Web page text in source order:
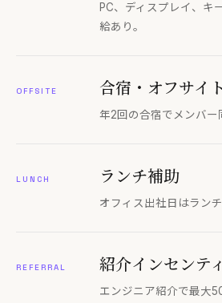
PC、ディスプレイ、キ
給あり。
OFFSITE 合宿・オフサイト
年2回の合宿でメンバー
LUNCH ランチ補助
オフィス出社日はラン
REFERRAL 紹介インセンテ
エンジニア紹介で最大